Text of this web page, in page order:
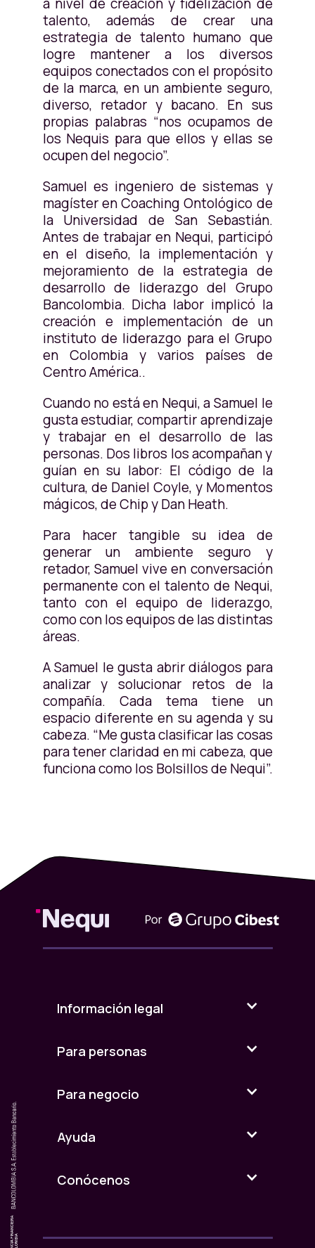
talento, además de crear una
estrategia de talento humano que
logre mantener a los diversos
equipos conectados con el propósito
de la marca, en un ambiente seguro,
diverso, retador y bacano. En sus
propias palabras “nos ocupamos de
los Nequis para que ellos y ellas se
ocupen del negocio”.
Samuel es ingeniero de sistemas y
magíster en Coaching Ontológico de
la Universidad de San Sebastián.
Antes de trabajar en Nequi, participó
en el diseño, la implementación y
mejoramiento de la estrategia de
desarrollo de liderazgo del Grupo
Bancolombia. Dicha labor implicó la
creación e implementación de un
instituto de liderazgo para el Grupo
en Colombia y varios países de
Centro América..
Cuando no está en Nequi, a Samuel le
gusta estudiar, compartir aprendizaje
y trabajar en el desarrollo de las
personas. Dos libros los acompañan y
guían en su labor: El código de la
cultura, de Daniel Coyle, y Momentos
mágicos, de Chip y Dan Heath.
Para hacer tangible su idea de
generar un ambiente seguro y
retador, Samuel vive en conversación
permanente con el talento de Nequi,
tanto con el equipo de liderazgo,
como con los equipos de las distintas
áreas.
A Samuel le gusta abrir diálogos para
analizar y solucionar retos de la
compañía. Cada tema tiene un
espacio diferente en su agenda y su
cabeza. “Me gusta clasificar las cosas
para tener claridad en mi cabeza, que
funciona como los Bolsillos de Nequi”.
Información legal
Para personas
Para negocio
Ayuda
Conócenos